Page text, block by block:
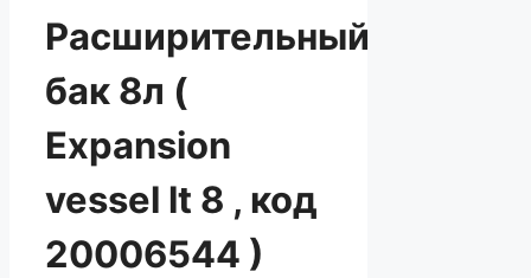
Расширительный
бак 8л (
Expansion
vessel lt 8 , код
20006544 )